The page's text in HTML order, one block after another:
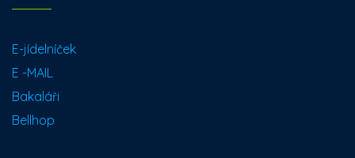
E-jídelníček
E -MAIL
Bakaláři
Bellhop